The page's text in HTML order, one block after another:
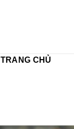
TRANG CHỦ